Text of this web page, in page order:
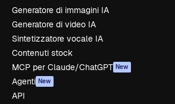
Generatore di immagini IA
Generatore di video IA
Sintetizzatore vocale IA
Contenuti stock
MCP per Claude/ChatGPT New
Agenti New
API